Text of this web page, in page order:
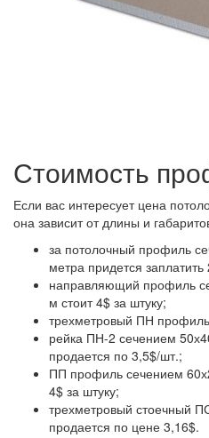
Стоимость
Если вас интересует цена
она зависит от длины и
за потолочный профиль
метра придется заплатить
направляющий профиль
м стоит 4$ за штуку;
трехметровый ПН
рейка ПН-2 сечением
продается по 3,5$/шт.;
ПП профиль сечением
4$ за штуку;
трехметровый стоечный
продается по цене 3,16$.